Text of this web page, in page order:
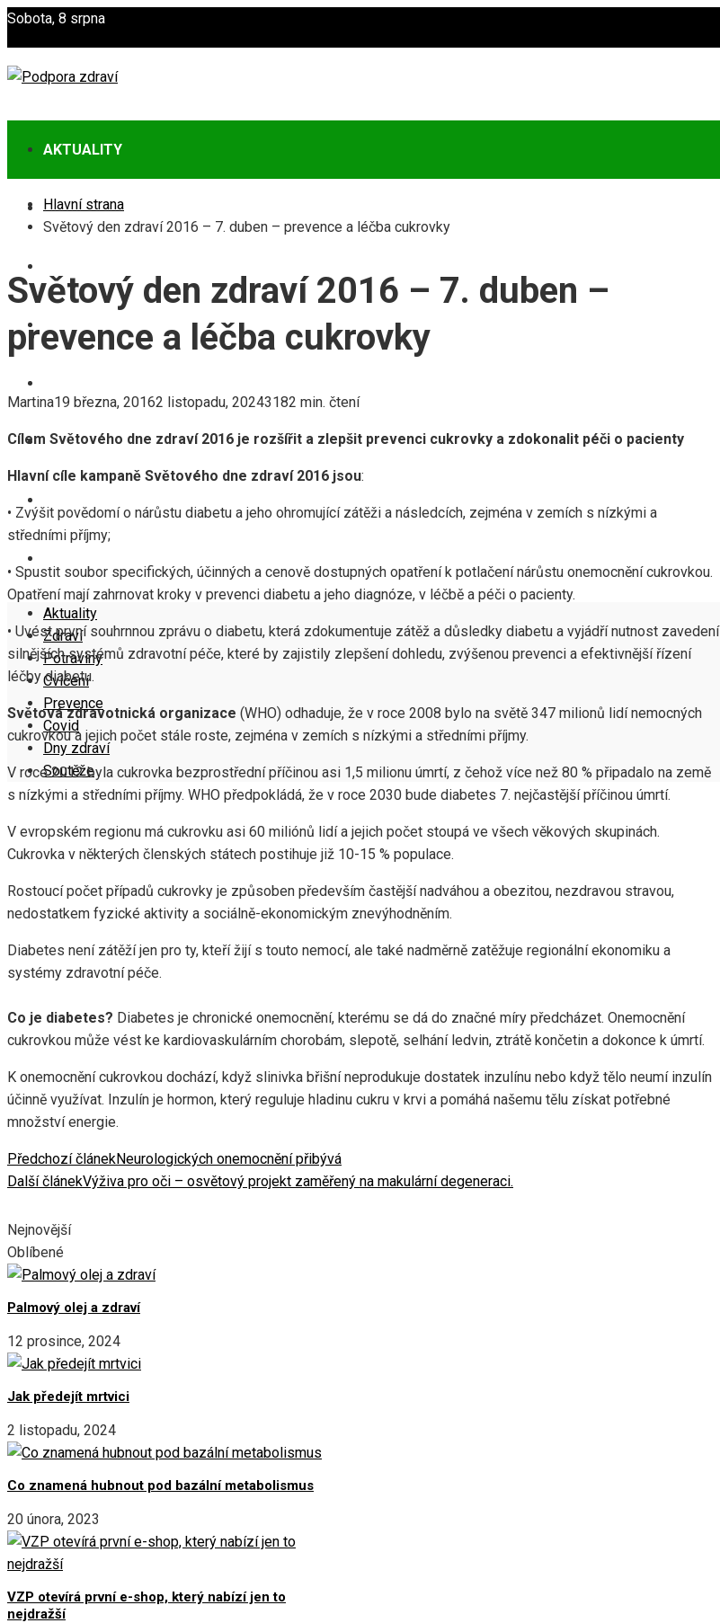
Sobota, 8 srpna
AKTUALITY
ZDRAVÍ
COVID
Aktuality
Zdraví
Potraviny
Cvičení
Prevence
Covid
Dny zdraví
Soutěže
Hlavní strana
Světový den zdraví 2016 – 7. duben – prevence a léčba cukrovky
Světový den zdraví 2016 – 7. duben –
prevence a léčba cukrovky
Martina19 března, 20162 listopadu, 20243182 min. čtení
Cílem Světového dne zdraví 2016 je rozšířit a zlepšit prevenci cukrovky a zdokonalit péči o pacienty
Hlavní cíle kampaně Světového dne zdraví 2016 jsou:
• Zvýšit povědomí o nárůstu diabetu a jeho ohromující zátěži a následcích, zejména v zemích s nízkými a
středními příjmy;
• Spustit soubor specifických, účinných a cenově dostupných opatření k potlačení nárůstu onemocnění cukrovkou.
Opatření mají zahrnovat kroky v prevenci diabetu a jeho diagnóze, v léčbě a péči o pacienty.
• Uvést první souhrnnou zprávu o diabetu, která zdokumentuje zátěž a důsledky diabetu a vyjádří nutnost zavedení
silnějších systémů zdravotní péče, které by zajistily zlepšení dohledu, zvýšenou prevenci a efektivnější řízení
léčby diabetu.
Světová zdravotnická organizace (WHO) odhaduje, že v roce 2008 bylo na světě 347 milionů lidí nemocných
cukrovkou a jejich počet stále roste, zejména v zemích s nízkými a středními příjmy.
V roce 2012 byla cukrovka bezprostřední příčinou asi 1,5 milionu úmrtí, z čehož více než 80 % připadalo na země
s nízkými a středními příjmy. WHO předpokládá, že v roce 2030 bude diabetes 7. nejčastější příčinou úmrtí.
V evropském regionu má cukrovku asi 60 miliónů lidí a jejich počet stoupá ve všech věkových skupinách.
Cukrovka v některých členských státech postihuje již 10-15 % populace.
Rostoucí počet případů cukrovky je způsoben především častější nadváhou a obezitou, nezdravou stravou,
nedostatkem fyzické aktivity a sociálně-ekonomickým znevýhodněním.
Diabetes není zátěží jen pro ty, kteří žijí s touto nemocí, ale také nadměrně zatěžuje regionální ekonomiku a
systémy zdravotní péče.
Co je diabetes? Diabetes je chronické onemocnění, kterému se dá do značné míry předcházet. Onemocnění
cukrovkou může vést ke kardiovaskulárním chorobám, slepotě, selhání ledvin, ztrátě končetin a dokonce k úmrtí.
K onemocnění cukrovkou dochází, když slinivka břišní neprodukuje dostatek inzulínu nebo když tělo neumí inzulín
účinně využívat. Inzulín je hormon, který reguluje hladinu cukru v krvi a pomáhá našemu tělu získat potřebné
množství energie.
Předchozí článekNeurologických onemocnění přibývá
Další článekVýživa pro oči – osvětový projekt zaměřený na makulární degeneraci.
Nejnovější
Oblíbené
Palmový olej a zdraví
12 prosince, 2024
Jak předejít mrtvici
2 listopadu, 2024
Co znamená hubnout pod bazální metabolismus
20 února, 2023
VZP otevírá první e-shop, který nabízí jen to
nejdražší